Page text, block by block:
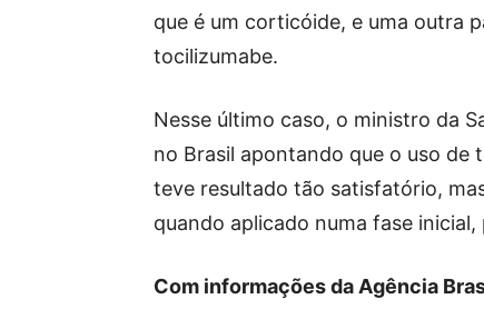
que é um corticóide, e uma outra
tocilizumabe.
Nesse último caso, o ministro da
no Brasil apontando que o uso de
teve resultado tão satisfatório,
quando aplicado numa fase
Com informações da Agência